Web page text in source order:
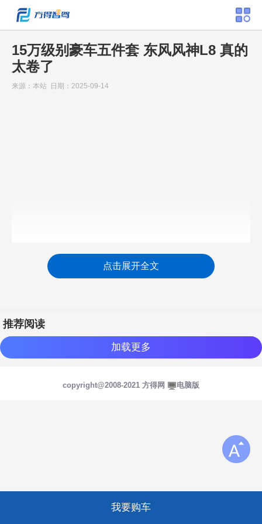
15万级别豪车五件套 东风风神L8 真的
太卷了
来源：本站 日期：2025-09-14
点击展开全文
推荐阅读
加载更多
copyright@2008-2021 方得网 电脑版
我要购车